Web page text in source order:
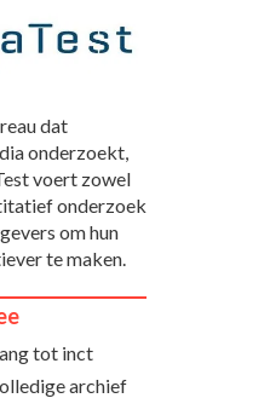
dat
onderzoekt,
voert zowel
onderzoek
om hun
te maken.
tot inct
archief